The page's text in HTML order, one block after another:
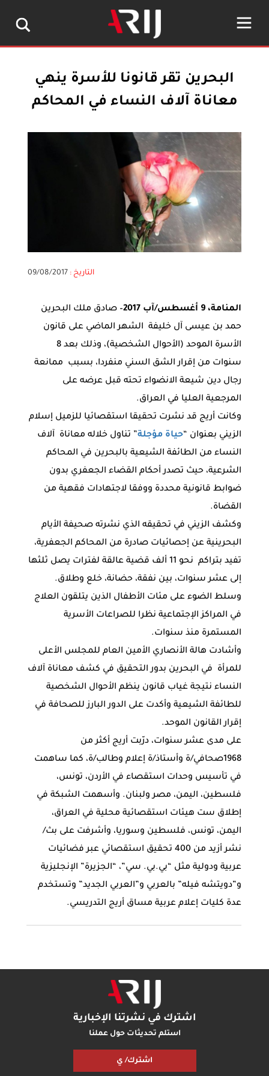
البحرين تقر قانونا للأسرة ينهي
معاناة آلاف النساء في المحاكم
التاريخ : 09/08/2017
المنامة، 9 أغسطس/آب 2017
– صادق ملك البحرين
حمد بن عيسى آل خليفة الشهر الماضي على قانون
الأسرة الموحد (الأحوال الشخصية)، وذلك بعد 8
سنوات من إقرار الشق السني منفردا، بسبب ممانعة
رجال دين شيعة الانضواء تحته قبل عرضه على
المرجعية العليا في العراق.
وكانت أريج قد نشرت تحقيقا استقصائيا للزميل إسلام
الزيني بعنوان “حياة مؤجلة” تناول خلاله معاناة آلاف
النساء من الطائفة الشيعية بالبحرين في المحاكم
الشرعية، حيث تصدر أحكام القضاء الجعفري بدون
ضوابط قانونية محددة ووفقا لاجتهادات فقهية من
القضاة.
وكشف الزيني في تحقيقه الذي نشرته صحيفة الأيام
البحرينية عن إحصائيات صادرة من المحاكم الجعفرية،
تفيد بتراكم نحو 11 ألف قضية عالقة لفترات يصل ثلثها
إلى عشر سنوات، بين نفقة، حضانة، خلع وطلاق.
وسلط الضوء على مئات الأطفال الذين يتلقون العلاج
في المراكز الإجتماعية نظرا للصراعات الأسرية
المستمرة منذ سنوات.
وأشادت هالة الأنصاري الأمين العام للمجلس الأعلى
للمرأة في البحرين بدور التحقيق في كشف معاناة آلاف
النساء نتيجة غياب قانون ينظم الأحوال الشخصية
للطائفة الشيعية وأكدت على الدور البارز للصحافة في
إقرار القانون الموحد.
على مدى عشر سنوات، درّبت أريج أكثر من
1968صحافي/ة وأستاذ/ة إعلام وطالب/ة، كما ساهمت
في تأسيس وحدات استقصاء في الأردن، تونس،
فلسطين، اليمن، مصر ولبنان. وأسهمت الشبكة في
إطلاق ست هيئات استقصائية محلية في العراق،
اليمن، تونس، فلسطين وسوريا، وأشرفت على بث/
نشر أزيد من 400 تحقيق استقصائي عبر فضائيات
عربية ودولية مثل “بي.بي. سي”، “الجزيرة” الإنجليزية
و”دويتشه فيله” بالعربي و”العربي الجديد” وتستخدم
عدة كليات إعلام عربية مساق أريج التدريسي.
اشترك في نشرتنا الإخبارية
استلم تحديثات حول عملنا
اشترك/ ي